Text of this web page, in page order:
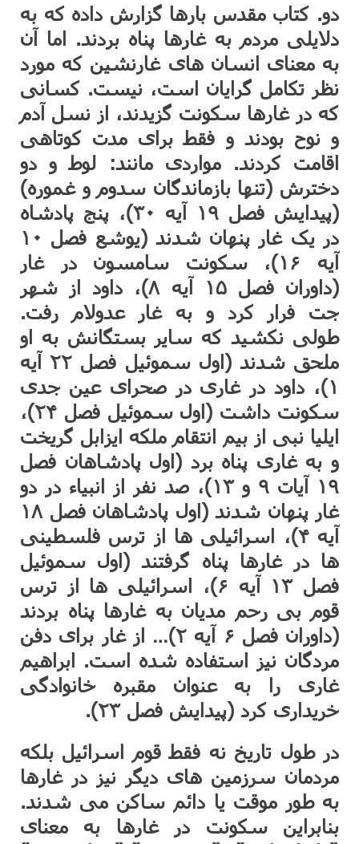
دو. کتاب مقدس بارها گزارش داده که به
دلایلی مردم به غارها پناه بردند. اما آن
به معنای انسان های غارنشین که مورد
نظر تکامل گرایان است، نیست. کسانی
که در غارها سکونت گزیدند، از نسل آدم
و نوح بودند و فقط برای مدت کوتاهی
اقامت کردند. مواردی مانند: لوط و دو
دخترش (تنها بازماندگان سدوم و غموره)
(پیدایش فصل ۱۹ آیه ۳۰)، پنج پادشاه
در یک غار پنهان شدند (یوشع فصل ۱۰
آیه ۱۶)، سکونت سامسون در غار
(داوران فصل ۱۵ آیه ۸)، داود از شهر
جت فرار کرد و به غار عدولام رفت.
طولی نکشید که سایر بستگانش به او
ملحق شدند (اول سموئیل فصل ۲۲ آیه
۱)، داود در غاری در صحرای عین جدی
سکونت داشت (اول سموئیل فصل ۲۴)،
ایلیا نبی از بیم انتقام ملکه ایزابل گریخت
و به غاری پناه برد (اول پادشاهان فصل
۱۹ آیات ۹ و ۱۳)، صد نفر از انبیاء در دو
غار پنهان شدند (اول پادشاهان فصل ۱۸
آیه ۴)، اسرائیلی ها از ترس فلسطینی
ها در غارها پناه گرفتند (اول سموئیل
فصل ۱۳ آیه ۶)، اسرائیلی ها از ترس
قوم بی رحم مدیان به غارها پناه بردند
(داوران فصل ۶ آیه ۲)… از غار برای دفن
مردگان نیز استفاده شده است. ابراهیم
غاری را به عنوان مقبره خانوادگی
خریداری کرد (پیدایش فصل ۲۳).
در طول تاریخ نه فقط قوم اسرائیل بلکه
مردمان سرزمین های دیگر نیز در غارها
به طور موقت یا دائم ساکن می شدند.
بنابراین سکونت در غارها به معنای